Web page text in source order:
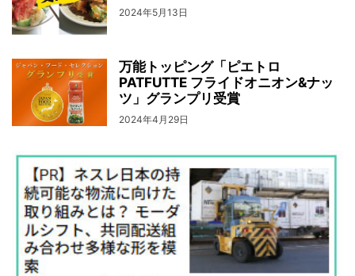
2024年5月13日
万能トッピング「ピエトロ
PATFUTTE フライドオニオン&ナッ
ツ」グランプリ受賞
2024年4月29日